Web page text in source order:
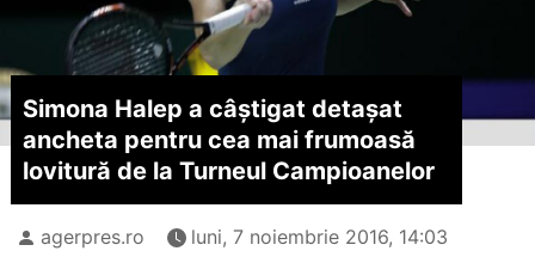
Simona Halep a câștigat detașat
ancheta pentru cea mai frumoasă
lovitură de la Turneul Campioanelor
agerpres.ro luni, 7 noiembrie 2016, 14:03